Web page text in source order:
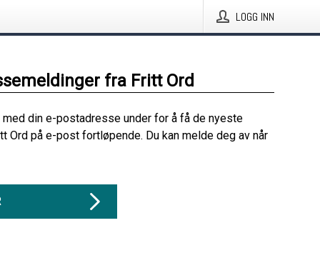
LOGG INN
fra Fritt Ord
din e-postadresse under for å få de nyeste
Ord på e-post fortløpende. Du kan melde deg av når